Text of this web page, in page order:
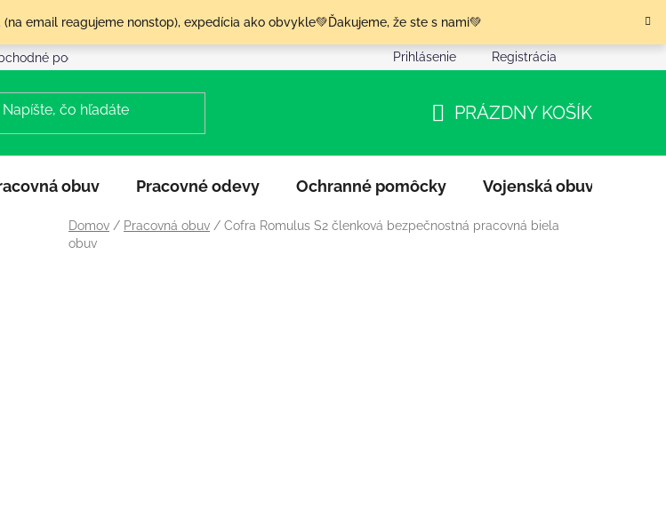
email reagujeme nonstop), expedícia ako obvykle💚Ďakujeme, že ste s nami💚
podmienky Podmienky ochrany osobných údajov
Prihlásenie Registrácia
KOŠÍK
PRÁZDNY KOŠÍK
obuv Pracovné odevy Ochranné pomôcky Vojenská obuv
Domov / Pracovná obuv / Cofra Romulus S2 členková bezpečnostná pracovná biela
obuv